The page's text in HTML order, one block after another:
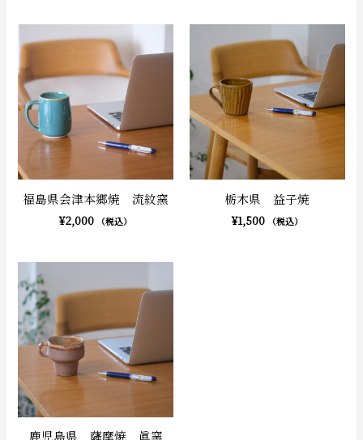
福島県会津本郷焼 流紋窯
¥2,000 （税込）
栃木県 益子焼
¥1,500 （税込）
鹿児島県 薩摩焼 眞窯